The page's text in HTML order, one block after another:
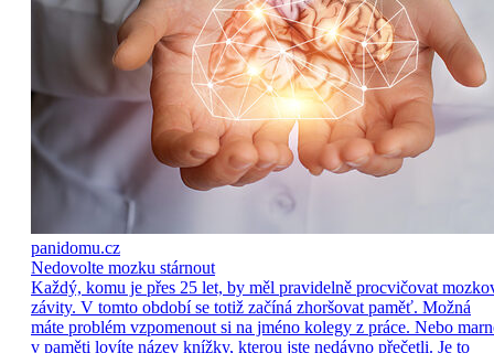
panidomu.cz
Nedovolte mozku stárnout
Každý, komu je přes 25 let, by měl pravidelně procvičovat
závity. V tomto období se totiž začíná zhoršovat paměť. Možná
máte problém vzpomenout si na jméno kolegy z práce. Nebo
v paměti lovíte název knížky, kterou jste nedávno přečetli. Je to